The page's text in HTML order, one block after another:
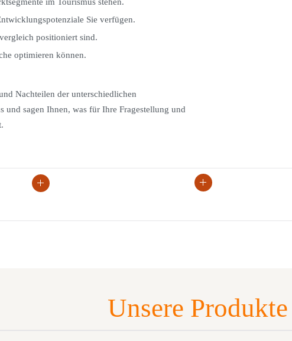
Sie verfügen.
positioniert sind.
optimieren können.
Nachteilen der unterschiedlichen
und sagen Ihnen, was für Ihre Fragestellung und
Unsere Produkte